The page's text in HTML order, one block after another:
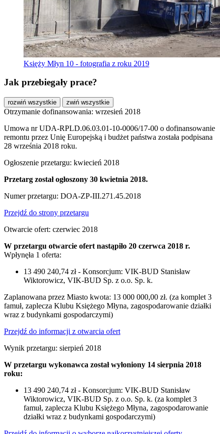
Księży Młyn 10 - fotografia z roku 2019
Jak przebiegały prace?
rozwiń wszystkie zwiń wszystkie
Otrzymanie dofinansowania: wrzesień 2018
Umowa nr UDA-RPLD.06.03.01-10-0006/17-00 o dofinansowanie
remontu przez Unię Europejską i budżet państwa została podpisana
28 września 2018 roku.
Ogłoszenie przetargu: kwiecień 2018
Przetarg został ogłoszony 30 kwietnia 2018.
Numer przetargu: DOA-ZP-III.271.45.2018
Przejdź do strony przetargu
Otwarcie ofert: czerwiec 2018
W przetargu otwarcie ofert nastąpiło 20 czerwca 2018 r.
Wpłynęła 1 oferta:
13 490 240,74 zł - Konsorcjum: VIK-BUD Stanisław
Wiktorowicz, VIK-BUD Sp. z o.o. Sp. k.
Zaplanowana przez Miasto kwota: 13 000 000,00 zł. (za komplet 3
famuł, zaplecza Klubu Księżego Młyna, zagospodarowanie działki
wraz z budynkami gospodarczymi)
Przejdź do informacji z otwarcia ofert
Wynik przetargu: sierpień 2018
W przetargu wykonawca został wyłoniony 14 sierpnia 2018
roku:
13 490 240,74 zł - Konsorcjum: VIK-BUD Stanisław
Wiktorowicz, VIK-BUD Sp. z o.o. Sp. k. (za komplet 3
famuł, zaplecza Klubu Księżego Młyna, zagospodarowanie
działki wraz z budynkami gospodarczymi)